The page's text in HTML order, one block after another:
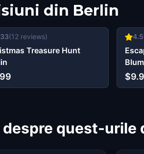
din Berlin
(12 reviews)
Treasure Hunt
quest-urile